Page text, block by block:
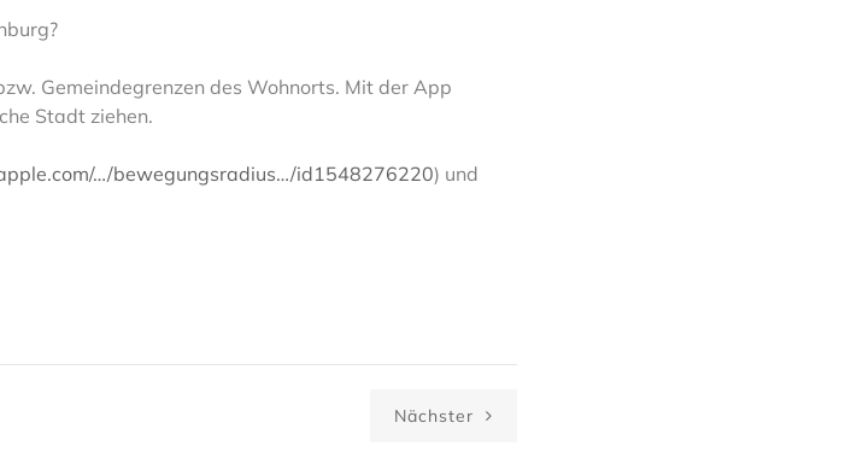
Gemeindegrenzen des Wohnorts. Mit der App
Stadt ziehen.
…/bewegungsradius…/id1548276220) und
Nächster